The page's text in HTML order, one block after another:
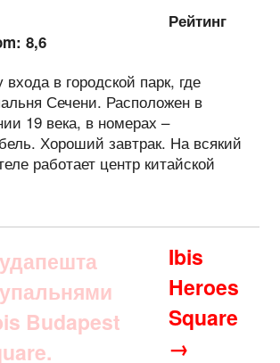
Рейтинг
8,6
в городской парк, где
Сечени. Расположен в
19 века, в номерах –
Хороший завтрак. На всякий
работает центр китайской
Ibis
Heroes
Square
→